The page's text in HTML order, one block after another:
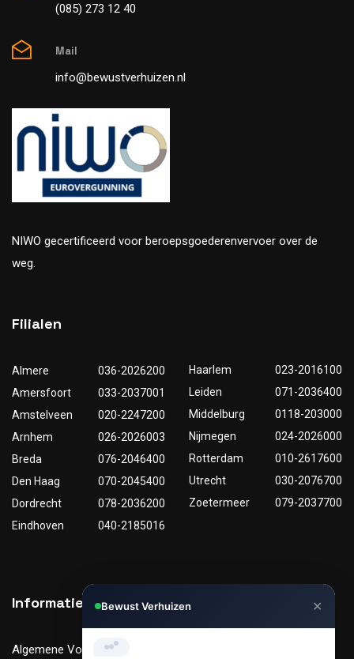
(085) 273 12 40
Mail
info@bewustverhuizen.nl
NIWO gecertificeerd voor beroepsgoederenvervoer over de
weg.
Filialen
Almere
036-2026200
Amersfoort
033-2037001
Amstelveen
020-2247200
Arnhem
026-2026003
Breda
076-2046400
Den Haag
070-2045400
Dordrecht
078-2036200
Eindhoven
040-2185016
Haarlem
023-2016100
Leiden
071-2036400
Middelburg
0118-203000
Nijmegen
024-2026000
Rotterdam
010-2617600
Utrecht
030-2076700
Zoetermeer
079-2037700
Informatie
Algemene Voorwaarden
Nuttige links
✕
Hi, Kunnen we je helpen met
verhuizen?